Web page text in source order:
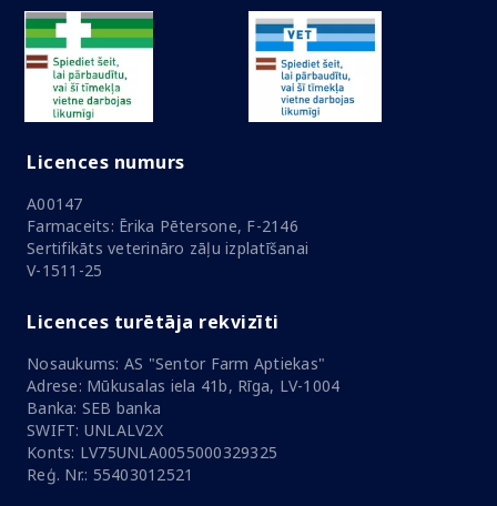
Licences numurs
A00147
Farmaceits: Ērika Pētersone, F-2146
Sertifikāts veterināro zāļu izplatīšanai
V-1511-25
Licences turētāja rekvizīti
Nosaukums: AS "Sentor Farm Aptiekas"
Adrese: Mūkusalas iela 41b, Rīga, LV-1004
Banka: SEB banka
SWIFT: UNLALV2X
Konts: LV75UNLA0055000329325
Reģ. Nr.: 55403012521